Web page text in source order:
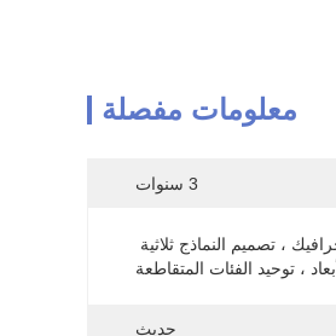
معلومات مفصلة
3 سنوات
، توحيد الفئات المتقاطعة
حديث